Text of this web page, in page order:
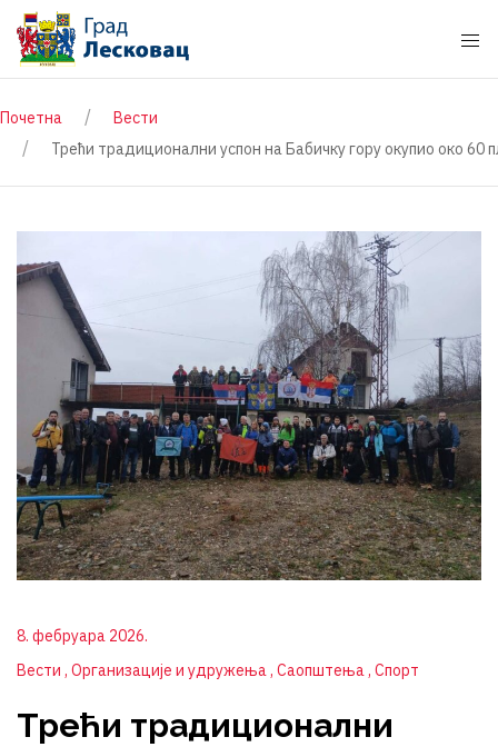
Почетна
Вести
Трећи традиционални успон на Бабичку гору окупио око 60
8. фебруара 2026.
Вести Организације и удружења Саопштења Спорт
Трећи традиционални